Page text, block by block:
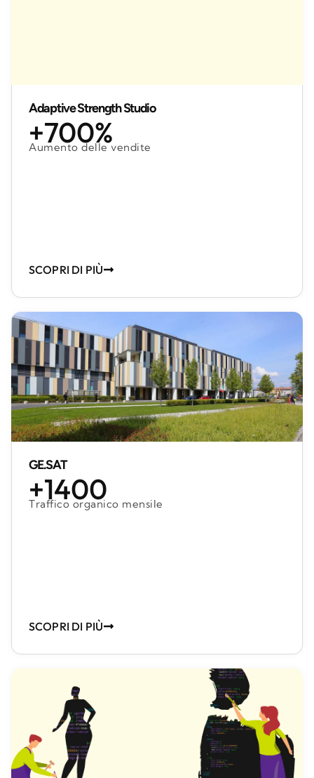
Adaptive Strength Studio
+700%
Aumento delle vendite
SCOPRI DI PIÙ
GE.SAT
+1400
Traffico organico mensile
SCOPRI DI PIÙ